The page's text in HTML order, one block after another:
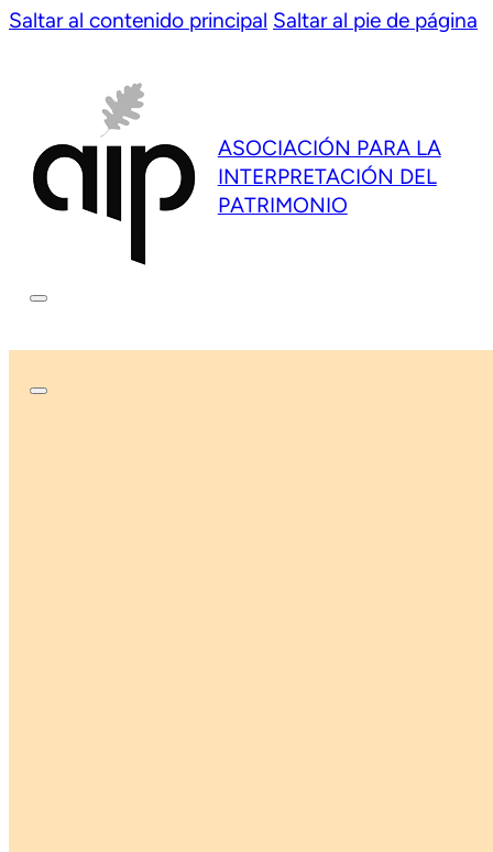
Saltar al contenido principal Saltar al pie de página
ASOCIACIÓN PARA LA
INTERPRETACIÓN DEL
PATRIMONIO